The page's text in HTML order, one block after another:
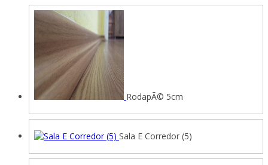
RodapÃ© 5cm
Sala E Corredor (5)